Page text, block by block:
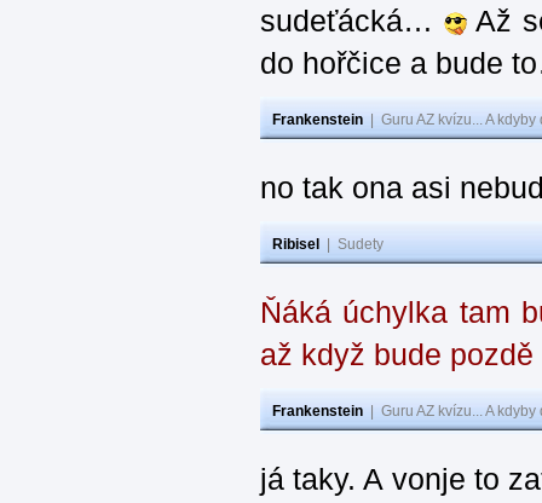
sudeťácká…
Až
do hořčice a bude
Frankenstein Guru AZ kvízu... A
no tak ona asi
Ribisel Sudety
Ňáká úchylka tam
až když bude pozdě
Frankenstein Guru AZ kvízu... A
já taky. A vonje to